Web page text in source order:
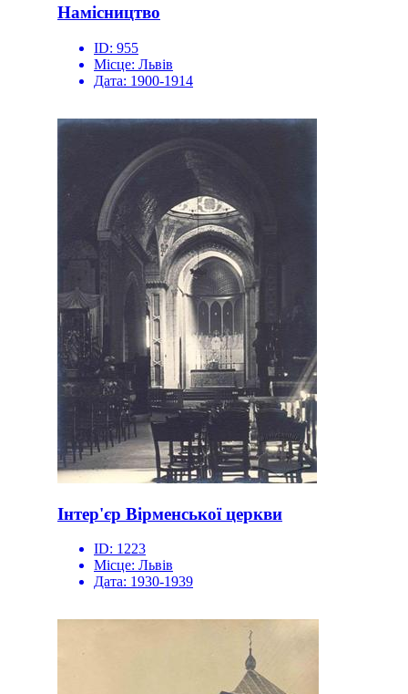
Намісництво
ID: 955
Місце: Львів
Дата: 1900-1914
Інтер'єр Вірменської церкви
ID: 1223
Місце: Львів
Дата: 1930-1939